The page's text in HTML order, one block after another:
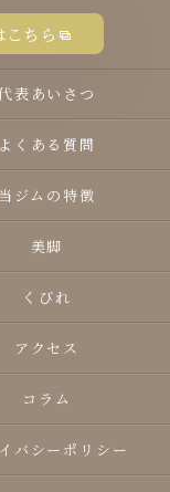
こちら
表あいさつ
よくある質問
当ジムの特徴
美脚
くびれ
アクセス
コラム
バシーポリシー